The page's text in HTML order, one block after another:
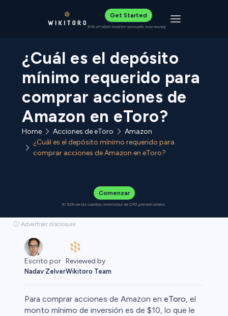
Get Started
61% of retail investor accounts lose money Toggle
¿Cuál es el depósito
mínimo requerido para
comprar acciones de
Amazon en eToro?
Home Acciones de eToro
Amazon
¿Cuál es el depósito mínimo requerido para
comprar acciones de Amazon en eToro?
Comenzar
El 52% de las cuentas minoristas de CFD pierden dinero.
ⓘ Advertiser disclosure
Escrito por
Nadav Zelver
Reviewed by
Wikitoro Team
Para comprar acciones de Amazon en eToro, el
monto mínimo de inversión es de $10, lo que le